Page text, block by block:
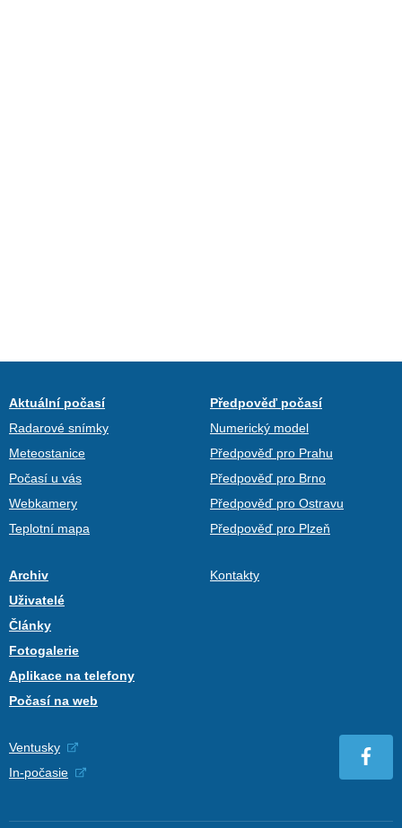
Aktuální počasí
Radarové snímky
Meteostanice
Počasí u vás
Webkamery
Teplotní mapa
Předpověď počasí
Numerický model
Předpověď pro Prahu
Předpověď pro Brno
Předpověď pro Ostravu
Předpověď pro Plzeň
Archiv
Uživatelé
Články
Fotogalerie
Aplikace na telefony
Počasí na web
Kontakty
Ventusky
In-počasie